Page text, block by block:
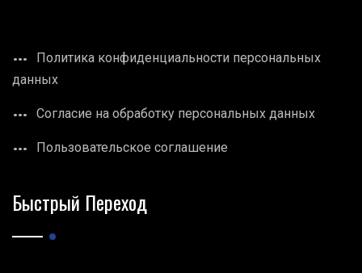
Политика конфиденциальности персональных
данных
Согласие на обработку персональных данных
Пользовательское соглашение
Быстрый Переход